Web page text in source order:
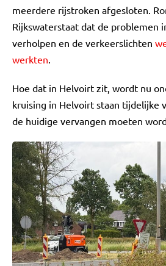
meerdere rijstroken afgesloten.
Rijkswaterstaat dat de problemen
verholpen en de verkeerslichten
werkten.
Hoe dat in Helvoirt zit, wordt nu
kruising in Helvoirt staan tijdelijke
de huidige vervangen moeten